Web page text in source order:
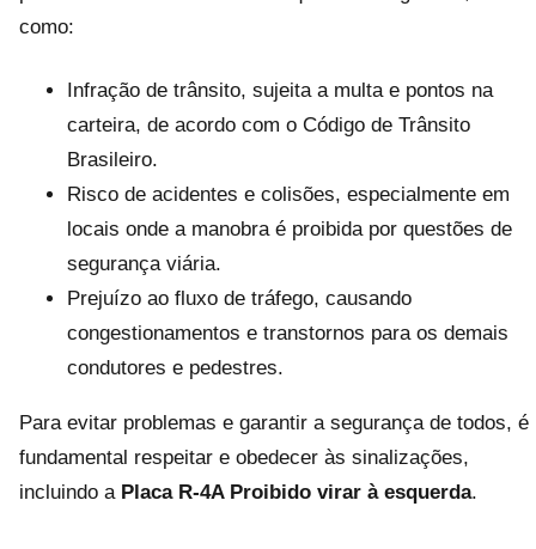
como:
Infração de trânsito, sujeita a multa e pontos na
carteira, de acordo com o Código de Trânsito
Brasileiro.
Risco de acidentes e colisões, especialmente em
locais onde a manobra é proibida por questões de
segurança viária.
Prejuízo ao fluxo de tráfego, causando
congestionamentos e transtornos para os demais
condutores e pedestres.
Para evitar problemas e garantir a segurança de todos, é
fundamental respeitar e obedecer às sinalizações,
incluindo a Placa R-4A Proibido virar à esquerda.